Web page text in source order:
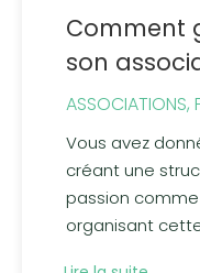
Comment
son
ASSOCIATIONS,
Vous avez
créant une
passion
organisant